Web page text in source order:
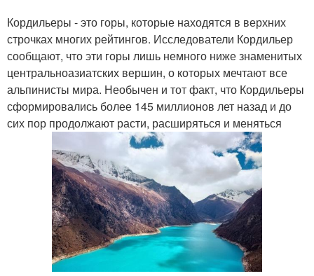
Кордильеры - это горы, которые находятся в верхних
строчках многих рейтингов. Исследователи Кордильер
сообщают, что эти горы лишь немного ниже знаменитых
центральноазиатских вершин, о которых мечтают все
альпинисты мира. Необычен и тот факт, что Кордильеры
сформировались более 145 миллионов лет назад и до
сих пор продолжают расти, расширяться и меняться